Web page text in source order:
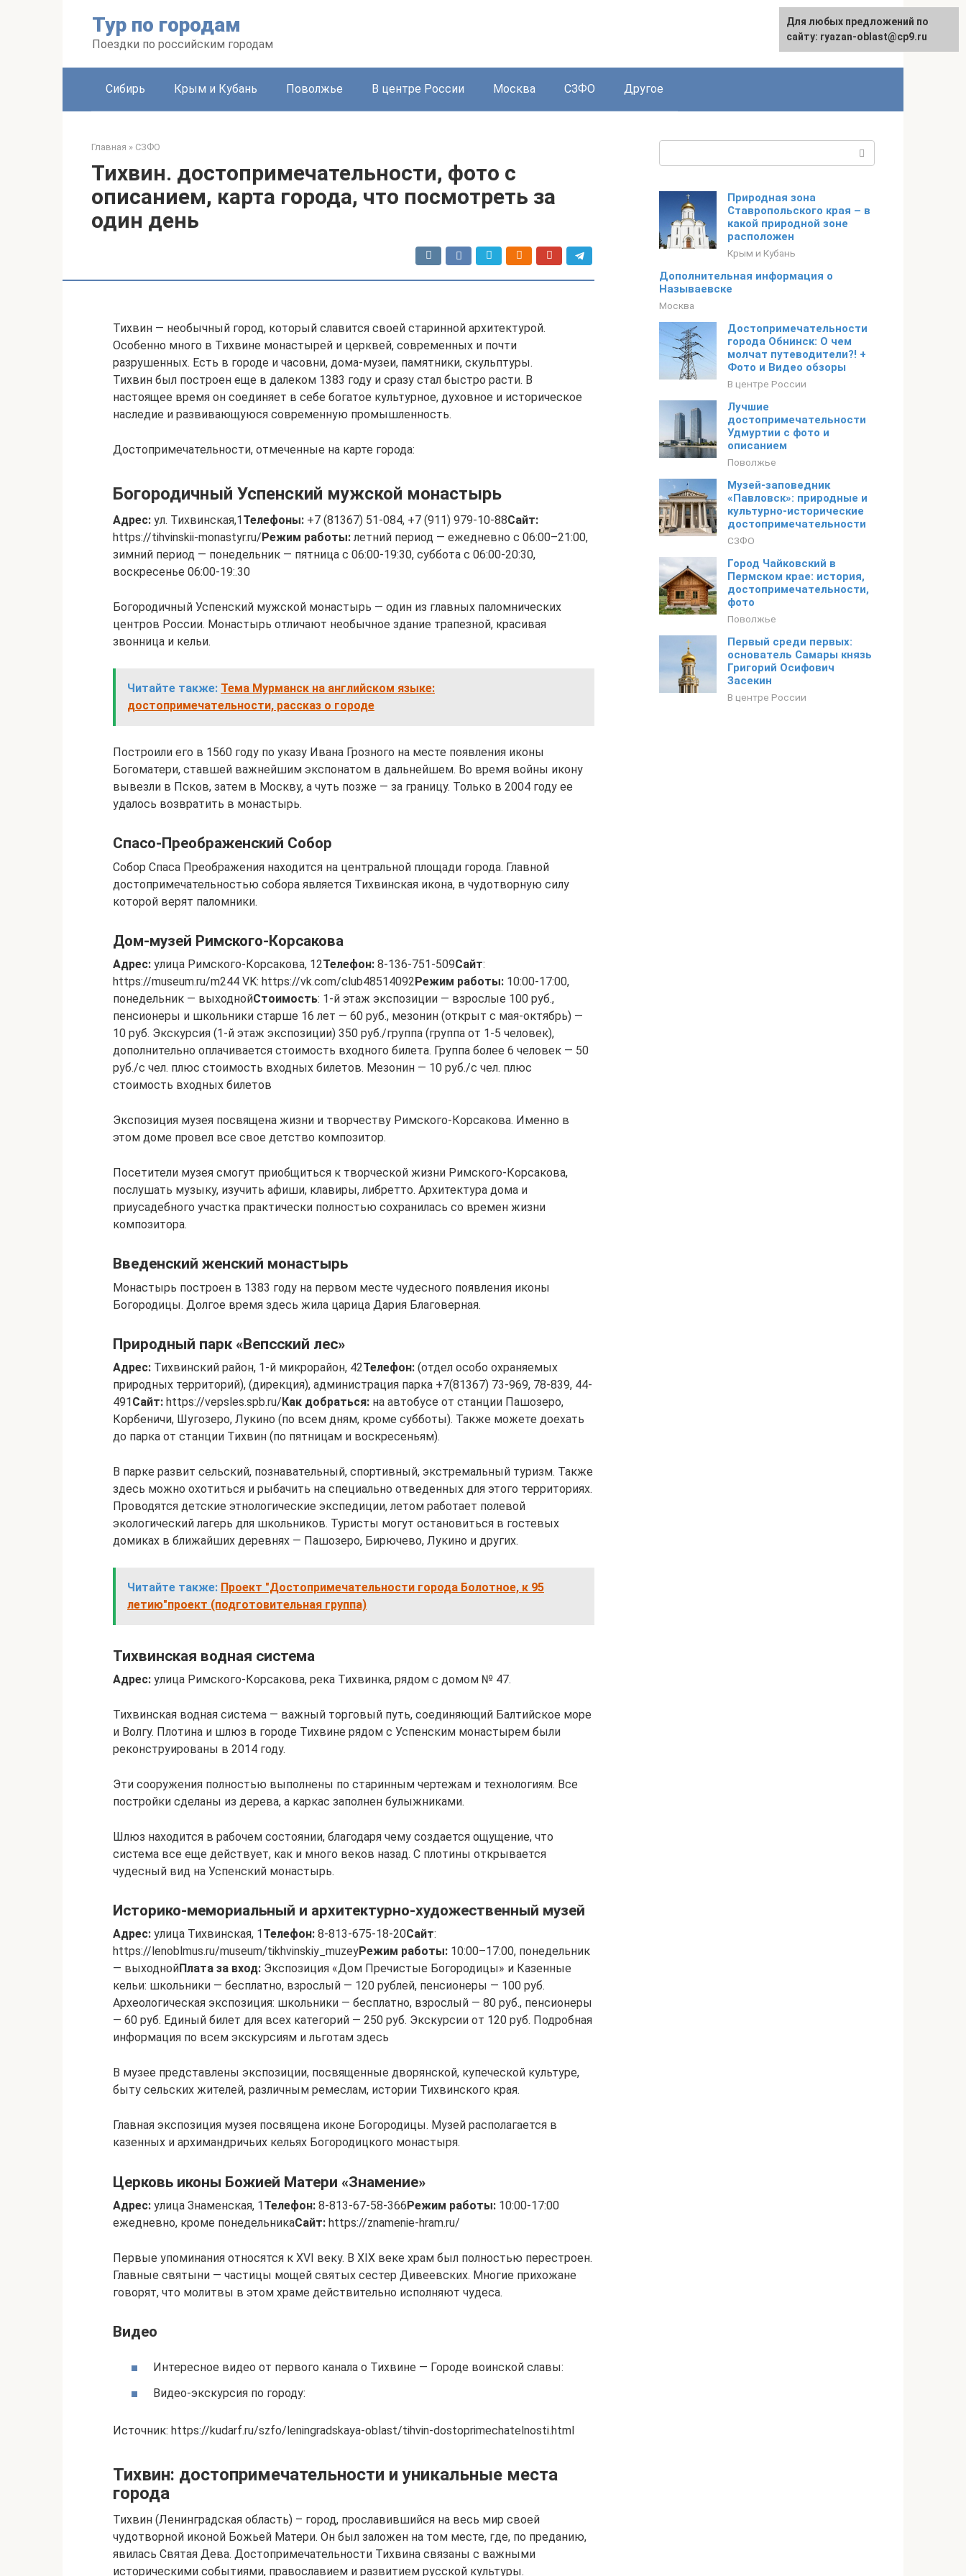
Тур по городам
Поездки по российским городам
Сибирь Крым и Кубань Поволжье В центре России Москва СЗФО Другое
Главная » СЗФО
Тихвин. достопримечательности, фото с
описанием, карта города, что посмотреть за
один день
Тихвин — необычный город, который славится своей старинной архитектурой.
Особенно много в Тихвине монастырей и церквей, современных и почти
разрушенных. Есть в городе и часовни, дома-музеи, памятники, скульптуры.
Тихвин был построен еще в далеком 1383 году и сразу стал быстро расти. В
настоящее время он соединяет в себе богатое культурное, духовное и историческое
наследие и развивающуюся современную промышленность.
Достопримечательности, отмеченные на карте города:
Богородичный Успенский мужской монастырь
Адрес: ул. Тихвинская,1Телефоны: +7 (81367) 51-084, +7 (911) 979-10-88Сайт:
https://tihvinskii-monastyr.ru/Режим работы:летний период — ежедневно с 06:00–21:00,
зимний период — понедельник — пятница с 06:00-19:30, суббота с 06:00-20:30,
воскресенье 06:00-19:.30
Богородичный Успенский мужской монастырь — один из главных паломнических
центров России. Монастырь отличают необычное здание трапезной, красивая
звонница и кельи.
Читайте также: Тема Мурманск на английском языке:
достопримечательности, рассказ о городе
Построили его в 1560 году по указу Ивана Грозного на месте появления иконы
Богоматери, ставшей важнейшим экспонатом в дальнейшем. Во время войны икону
вывезли в Псков, затем в Москву, а чуть позже — за границу. Только в 2004 году ее
удалось возвратить в монастырь.
Спасо-Преображенский Собор
Собор Спаса Преображения находится на центральной площади города. Главной
достопримечательностью собора является Тихвинская икона, в чудотворную силу
которой верят паломники.
Дом-музей Римского-Корсакова
Адрес: улица Римского-Корсакова, 12Телефон: 8-136-751-509Сайт:
https://museum.ru/m244 VK: https://vk.com/club48514092 Режим работы: 10:00-17:00,
понедельник — выходнойСтоимость: 1-й этаж экспозиции — взрослые 100 руб.,
пенсионеры и школьники старше 16 лет — 60 руб., мезонин (открыт с мая-октябрь) —
10 руб. Экскурсия (1-й этаж экспозиции) 350 руб./группа (группа от 1-5 человек),
дополнительно оплачивается стоимость входного билета. Группа более 6 человек — 50
руб./с чел. плюс стоимость входных билетов. Мезонин — 10 руб./с чел. плюс
стоимость входных билетов
Экспозиция музея посвящена жизни и творчеству Римского-Корсакова. Именно в
этом доме провел все свое детство композитор.
Посетители музея смогут приобщиться к творческой жизни Римского-Корсакова,
послушать музыку, изучить афиши, клавиры, либретто. Архитектура дома и
приусадебного участка практически полностью сохранилась со времен жизни
композитора.
Введенский женский монастырь
Монастырь построен в 1383 году на первом месте чудесного появления иконы
Богородицы. Долгое время здесь жила царица Дария Благоверная.
Природный парк «Вепсский лес»
Адрес: Тихвинский район, 1-й микрорайон, 42Телефон: (отдел особо охраняемых
природных территорий), (дирекция), администрация парка +7(81367) 73-969, 78-839, 44-
491 Сайт: https://vepsles.spb.ru/ Как добраться: на автобусе от станции Пашозеро,
Корбеничи, Шугозеро, Лукино (по всем дням, кроме субботы). Также можете доехать
до парка от станции Тихвин (по пятницам и воскресеньям).
В парке развит сельский, познавательный, спортивный, экстремальный туризм. Также
здесь можно охотиться и рыбачить на специально отведенных для этого территориях.
Проводятся детские этнологические экспедиции, летом работает полевой
экологический лагерь для школьников. Туристы могут остановиться в гостевых
домиках в ближайших деревнях — Пашозеро, Бирючево, Лукино и других.
Читайте также: Проект "Достопримечательности города Болотное, к 95
летию"проект (подготовительная группа)
Тихвинская водная система
Адрес: улица Римского-Корсакова, река Тихвинка, рядом с домом № 47.
Тихвинская водная система — важный торговый путь, соединяющий Балтийское море
и Волгу. Плотина и шлюз в городе Тихвине рядом с Успенским монастырем были
реконструированы в 2014 году.
Эти сооружения полностью выполнены по старинным чертежам и технологиям. Все
постройки сделаны из дерева, а каркас заполнен булыжниками.
Шлюз находится в рабочем состоянии, благодаря чему создается ощущение, что
система все еще действует, как и много веков назад. С плотины открывается
чудесный вид на Успенский монастырь.
Историко-мемориальный и архитектурно-художественный музей
Адрес: улица Тихвинская, 1 Телефон: 8-813-675-18-20Сайт:
https://lenoblmus.ru/museum/tikhvinskiy_muzeyРежим работы: 10:00–17:00, понедельник
— выходнойПлата за вход: Экспозиция «Дом Пречистые Богородицы» и Казенные
кельи: школьники — бесплатно, взрослый — 120 рублей, пенсионеры — 100 руб.
Археологическая экспозиция: школьники — бесплатно, взрослый — 80 руб., пенсионеры
— 60 руб. Единый билет для всех категорий — 250 руб. Экскурсии от 120 руб. Подробная
информация по всем экскурсиям и льготам здесь
В музее представлены экспозиции, посвященные дворянской, купеческой культуре,
быту сельских жителей, различным ремеслам, истории Тихвинского края.
Главная экспозиция музея посвящена иконе Богородицы. Музей располагается в
казенных и архимандричьих кельях Богородицкого монастыря.
Церковь иконы Божией Матери «Знамение»
Адрес: улица Знаменская, 1Телефон: 8-813-67-58-366Режим работы: 10:00-17:00
ежедневно, кроме понедельникаСайт: https://znamenie-hram.ru/
Первые упоминания относятся к XVI веку. В XIX веке храм был полностью перестроен.
Главные святыни — частицы мощей святых сестер Дивеевских. Многие прихожане
говорят, что молитвы в этом храме действительно исполняют чудеса.
Видео
Интересное видео от первого канала о Тихвине — Городе воинской славы:
Видео-экскурсия по городу:
Источник: https://kudarf.ru/szfo/leningradskaya-oblast/tihvin-dostoprimechatelnosti.html
Тихвин: достопримечательности и уникальные места
города
Тихвин (Ленинградская область) – город, прославившийся на весь мир своей
чудотворной иконой Божьей Матери. Он был заложен на том месте, где, по преданию,
явилась Святая Дева. Достопримечательности Тихвина связаны с важными
историческими событиями, православием и развитием русской культуры.
Природная зона
Ставропольского края – в
какой природной зоне
расположен
Крым и Кубань
Дополнительная информация о
Называевске
Москва
Достопримечательности
города Обнинск: О чем
молчат путеводители?! +
Фото и Видео обзоры
В центре России
Лучшие
достопримечательности
Удмуртии с фото и
описанием
Поволжье
Музей-заповедник
«Павловск»: природные и
культурно-исторические
достопримечательности
СЗФО
Город Чайковский в
Пермском крае: история,
достопримечательности,
фото
Поволжье
Первый среди первых:
основатель Самары князь
Григорий Осифович
Засекин
В центре России
Для любых предложений по
сайту: ryazan-oblast@cp9.ru